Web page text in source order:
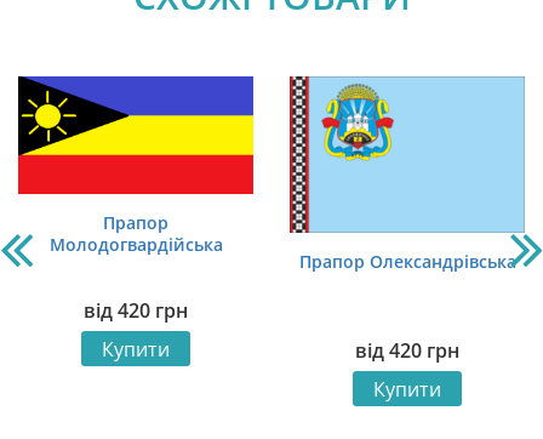
Прапор
Молодогвардійська
від420 грн
Купити
Прапор Олександрівська
від420 грн
Купити